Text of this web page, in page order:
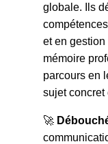
globale. Ils
et en gestion
mémoire
parcours en
sujet concret
🚀